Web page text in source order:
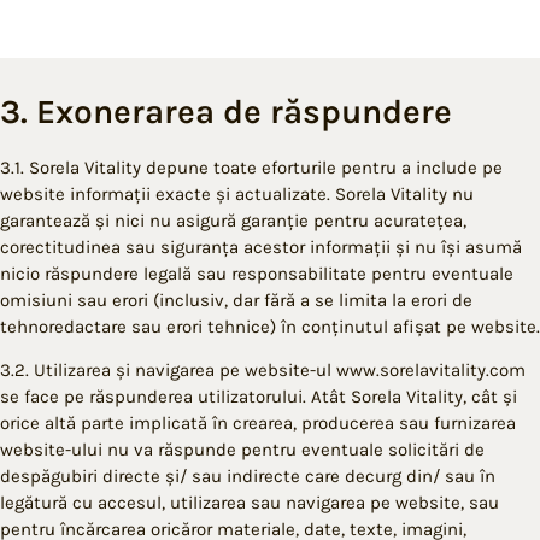
3. Exonerarea de răspundere
3.1. Sorela Vitality depune toate eforturile pentru a include pe
website informații exacte și actualizate. Sorela Vitality nu
garantează și nici nu asigură garanție pentru acuratețea,
corectitudinea sau siguranța acestor informații și nu își asumă
nicio răspundere legală sau responsabilitate pentru eventuale
omisiuni sau erori (inclusiv, dar fără a se limita la erori de
tehnoredactare sau erori tehnice) în conținutul afișat pe website.
3.2. Utilizarea și navigarea pe website-ul www.sorelavitality.com
se face pe răspunderea utilizatorului. Atât Sorela Vitality, cât și
orice altă parte implicată în crearea, producerea sau furnizarea
website-ului nu va răspunde pentru eventuale solicitări de
despăgubiri directe și/ sau indirecte care decurg din/ sau în
legătură cu accesul, utilizarea sau navigarea pe website, sau
pentru încărcarea oricăror materiale, date, texte, imagini,